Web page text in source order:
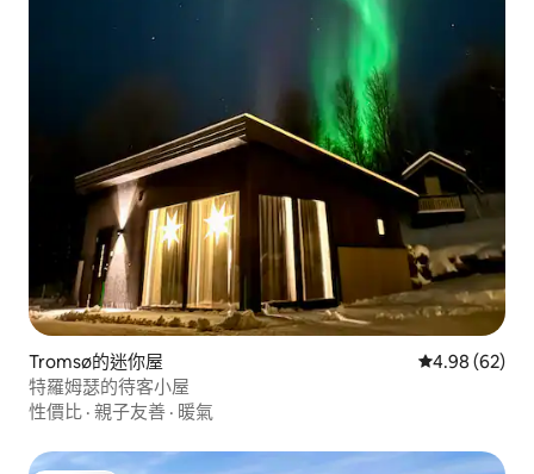
Tromsø的迷你屋 從 62 則評價
4.98 (62)
特羅姆瑟的待客小屋
性價比 · 親子友善 · 暖氣